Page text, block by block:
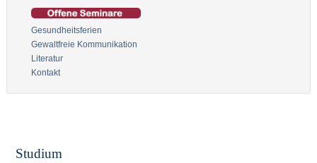
Gesundheitsferien
Gewaltfreie Kommunikation
Literatur
Kontakt
Studium